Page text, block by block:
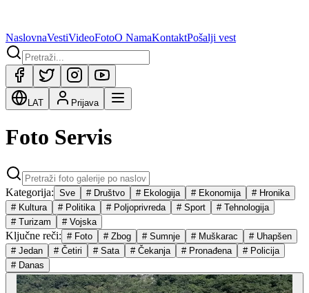
NaslovnaVestiVideoFotoO NamaKontaktPošalji vest
LAT Prijava
Foto Servis
Kategorija: Sve # Društvo # Ekologija # Ekonomija # Hronika
# Kultura # Politika # Poljoprivreda # Sport # Tehnologija
# Turizam # Vojska
Ključne reči: # Foto # Zbog # Sumnje # Muškarac # Uhapšen
# Jedan # Četiri # Sata # Čekanja # Pronađena # Policija
# Danas